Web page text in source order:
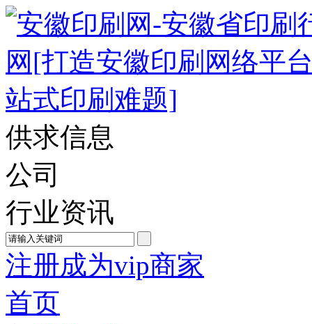
供求信息
公司
行业资讯
注册成为vip商家
首页